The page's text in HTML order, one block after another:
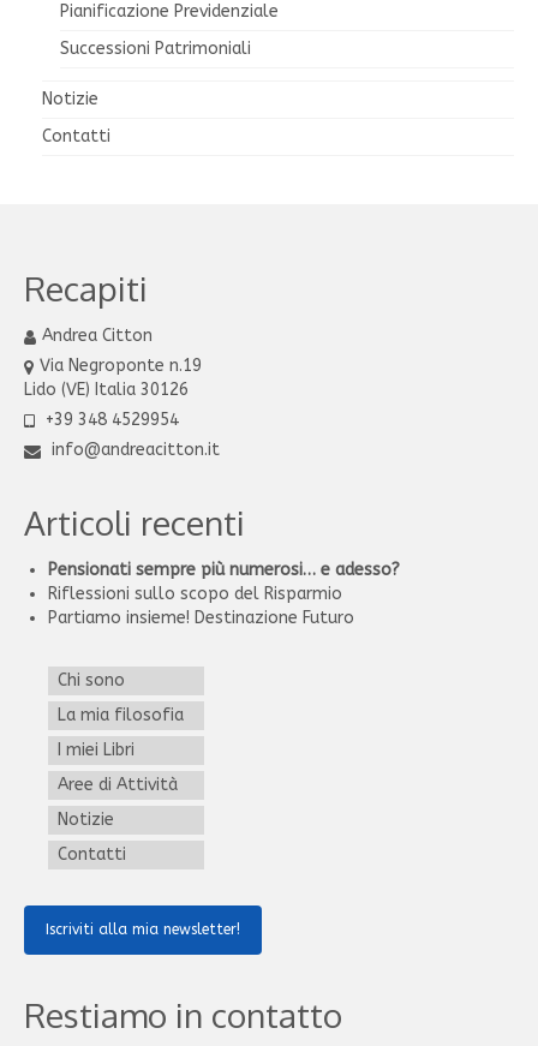
Pianificazione Previdenziale
Successioni Patrimoniali
Notizie
Contatti
Recapiti
Andrea Citton
Via Negroponte n.19
Lido (VE) Italia 30126
+39 348 4529954
info@andreacitton.it
Articoli recenti
Pensionati sempre più numerosi… e adesso?
Riflessioni sullo scopo del Risparmio
Partiamo insieme! Destinazione Futuro
Chi sono
La mia filosofia
I miei Libri
Aree di Attività
Notizie
Contatti
Iscriviti alla mia newsletter!
Restiamo in contatto